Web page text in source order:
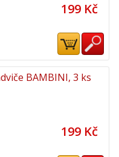
199 Kč
BAMBINI, 3 ks
199 Kč